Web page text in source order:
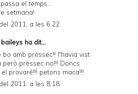
el temps...
setmana!
2011, a les 6:22
ha dit...
bo amb prèssec!! l'havia vist
però prèssec no!!! Doncs
provaré!!! petons maca!!!
2011, a les 8:18